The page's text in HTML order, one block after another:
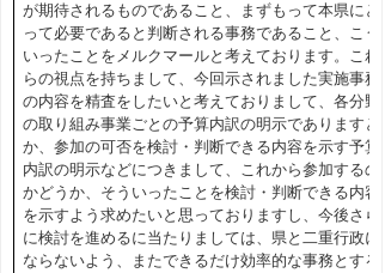
が期待されるものであること、まずもって本県にと
って必要であると判断される事務であること、こう
いったことをメルクマールと考えております。これ
らの視点を持ちまして、今回示されました実施事務
の内容を精査をしたいと考えておりまして、各分野
の取り組み事業ごとの予算内訳の明示でありますと
か、参加の可否を検討・判断できる内容を示す予算
内訳の明示などにつきまして、これから参加するの
かどうか、そういったことを検討・判断できる内容
を示すよう求めたいと思っておりますし、今後さら
に検討を進めるに当たりましては、県と二重行政に
ならないよう、またできるだけ効率的な事務とする